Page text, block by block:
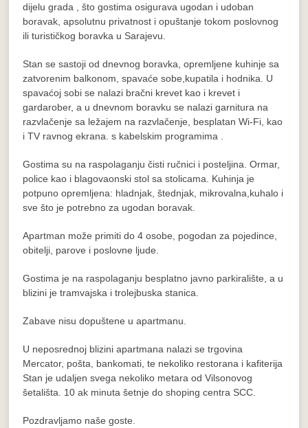
dijelu grada , što gostima osigurava ugodan i udoban
boravak, apsolutnu privatnost i opuštanje tokom poslovnog
ili turističkog boravka u Sarajevu.
Stan se sastoji od dnevnog boravka, opremljene kuhinje sa
zatvorenim balkonom, spavaće sobe,kupatila i hodnika. U
spavaćoj sobi se nalazi bračni krevet kao i krevet i
gardarober, a u dnevnom boravku se nalazi garnitura na
razvlačenje sa ležajem na razvlačenje, besplatan Wi-Fi, kao
i TV ravnog ekrana. s kabelskim programima .
Gostima su na raspolaganju čisti ručnici i posteljina. Ormar,
police kao i blagovaonski stol sa stolicama. Kuhinja je
potpuno opremljena: hladnjak, štednjak, mikrovalna,kuhalo i
sve što je potrebno za ugodan boravak.
Apartman može primiti do 4 osobe, pogodan za pojedince,
obitelji, parove i poslovne ljude.
Gostima je na raspolaganju besplatno javno parkiralište, a u
blizini je tramvajska i trolejbuska stanica.
Zabave nisu dopuštene u apartmanu.
U neposrednoj blizini apartmana nalazi se trgovina
Mercator, pošta, bankomati, te nekoliko restorana i kafiterija
Stan je udaljen svega nekoliko metara od Vilsonovog
šetališta. 10 ak minuta šetnje do shoping centra SCC.
Pozdravljamo naše goste.